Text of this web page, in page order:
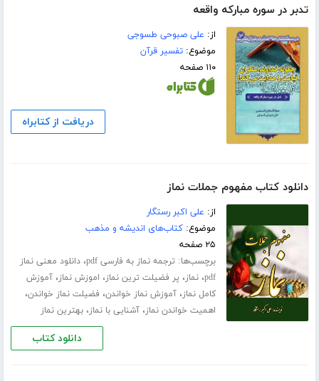
تدبر در سوره مبارکه واقعه
از: علی صبوحی طسوجی
موضوع:تفسیر قرآن
۱۱۰ صفحه
دریافت از کتابراه
دانلود کتاب مفهوم جملات نماز
از: علی اکبر رستگار
موضوع:کتاب‌های اندیشه و مذهب
۲۵ صفحه
برچسب‌ها: ترجمه نماز به فارسی pdf ،دانلود معنی نماز
pdf،نماز، پر فضیلت ترین نماز، اموزش نماز،آموزش
کامل نماز،آموزش نماز خواندن، فضیلت نماز خواندن،
اهمیت خواندن نماز،آشنایی با نماز،بهترین نماز
دانلود کتاب